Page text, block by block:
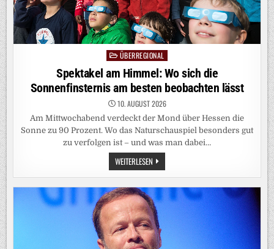
PostedÜBERREGIONAL
Spektakel am Himmel: Wo sich die
Sonnenfinsternis am besten beobachten lässt
10. AUGUST 2026
Am Mittwochabend verdeckt der Mond über Hessen die
Sonne zu 90 Prozent. Wo das Naturschauspiel besonders gut
zu verfolgen ist – und was man dabei…
WEITERLESEN SPEKTAKEL
AM
HIMMEL:
WO
SICH
DIE
SONNENFINSTERNIS
AM
BESTEN
BEOBACHTEN
LÄSST